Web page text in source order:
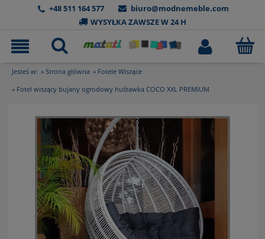
+48 511 164 577
biuro@modnemeble.com
WYSYŁKA ZAWSZE W 24 H
Jesteś w: » Strona główna » Fotele Wiszące
» Fotel wiszący bujany ogrodowy huśtawka COCO XXL PREMIUM